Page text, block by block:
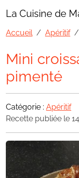
La Cuisine de
Accueil Apéritif
Mini
pimenté
Catégorie : Apéritif
Recette publiée le